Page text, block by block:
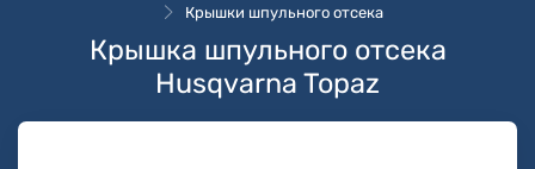
Крышки шпульного отсека
Крышка шпульного отсека
Husqvarna Topaz